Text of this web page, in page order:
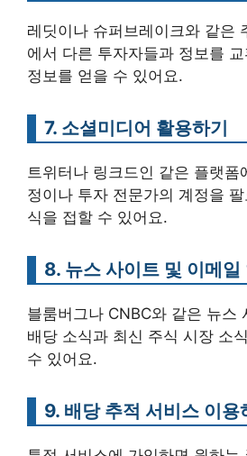
레딧이나 슈퍼브레이크와 같은
에서 다른 투자자들과 정보를
정보를 얻을 수 있어요.
7. 소셜미디어 활용하기
트위터나 링크드인 같은 플랫폼
정이나 투자 전문가의 계정을
식을 접할 수 있어요.
8. 뉴스 사이트 및 이메일
블룸버그나 CNBC와 같은 뉴스
배당 소식과 최신 주식 시장 소
수 있어요.
9. 배당 추적 서비스 이용